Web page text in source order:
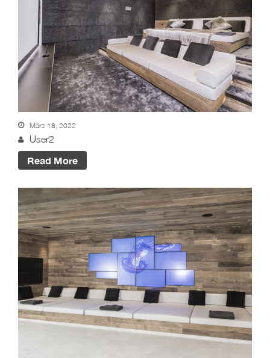
März 18, 2022
User2
Read More